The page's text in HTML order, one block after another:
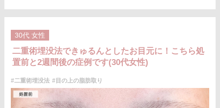
施術名：目の上の脂肪取り
施術内容：上まぶたを約2mmほど小さく切開し、余分な眼窩脂肪を取り除
開するため、傷跡はほとんど目立ちません。脂肪を適切に除去すること
で、まぶたが軽くなり、目元がすっきりとした印象になります。二重のラ
インもよりくっきりと出やすくなるため、眠たそうな目元や重たいまぶた
にお悩みの方に適した施術です。
施術時間：約15分程
ざいます。また、稀に細菌感染症、左右差、肥厚性瘢痕、創部陥凹などが
生じることがございます。
費用：118,800円(税込)〜173,800円(税込)
オプション：笑気麻酔 3,300円(税込)
30代 女性
二重術埋没法できゅるんとしたお目元に！こちら処
置前と2週間後の症例です(30代女性)
#二重術埋没法 #目の上の脂肪取り